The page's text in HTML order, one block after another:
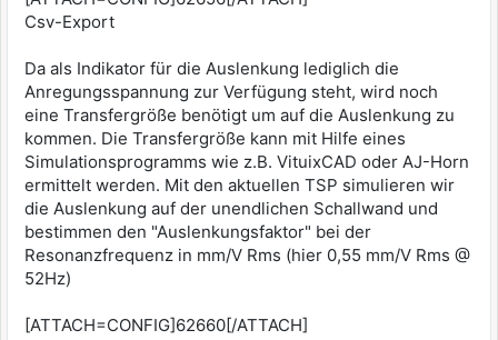
Csv-Export
Da als Indikator für die Auslenkung lediglich die
Anregungsspannung zur Verfügung steht, wird noch
eine Transfergröße benötigt um auf die Auslenkung zu
kommen. Die Transfergröße kann mit Hilfe eines
Simulationsprogramms wie z.B. VituixCAD oder AJ-Horn
ermittelt werden. Mit den aktuellen TSP simulieren wir
die Auslenkung auf der unendlichen Schallwand und
bestimmen den "Auslenkungsfaktor" bei der
Resonanzfrequenz in mm/V Rms (hier 0,55 mm/V Rms @
52Hz)
[ATTACH=CONFIG]62660[/ATTACH]